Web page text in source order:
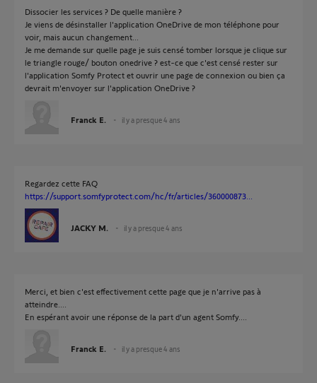
Dissocier les services ? De quelle manière ?
Je viens de désinstaller l'application OneDrive de mon téléphone pour
voir, mais aucun changement...
Je me demande sur quelle page je suis censé tomber lorsque je clique sur
le triangle rouge/ bouton onedrive ? est-ce que c'est censé rester sur
l'application Somfy Protect et ouvrir une page de connexion ou bien ça
devrait m'envoyer sur l'application OneDrive ?
Franck E. il y a presque 4 ans
Regardez cette FAQ
https://support.somfyprotect.com/hc/fr/articles/360000873...
JACKY M. il y a presque 4 ans
Merci, et bien c'est effectivement cette page que je n'arrive pas à
atteindre....
En espérant avoir une réponse de la part d'un agent Somfy....
Franck E. il y a presque 4 ans